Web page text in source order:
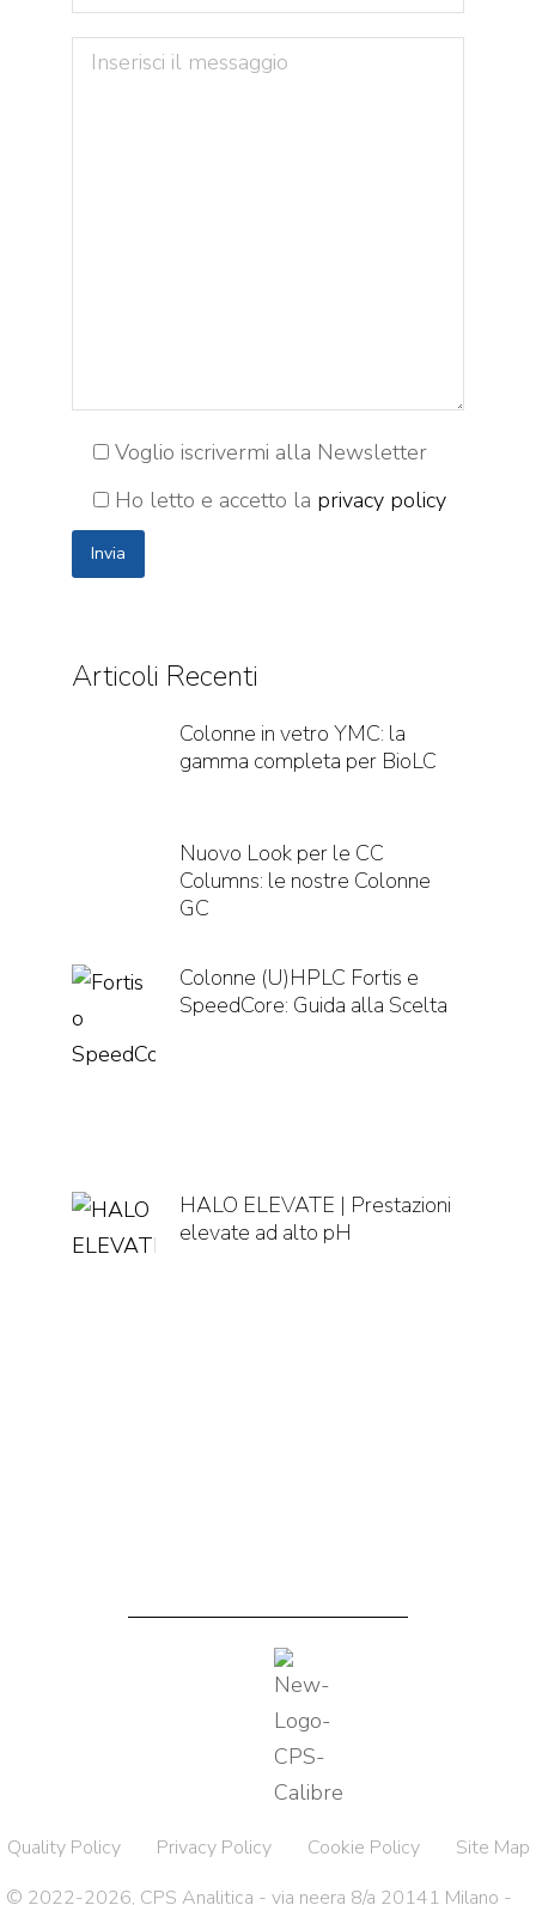
Voglio iscrivermi alla Newsletter
Ho letto e accetto la privacy policy
Articoli Recenti
Colonne in vetro YMC: la
gamma completa per BioLC
Nuovo Look per le CC
Columns: le nostre Colonne
GC
Colonne (U)HPLC Fortis e
SpeedCore: Guida alla Scelta
HALO ELEVATE | Prestazioni
elevate ad alto pH
Quality Policy Privacy Policy Cookie Policy
Site Map
© 2022-2026, CPS Analitica - via neera 8/a 20141 Milano -